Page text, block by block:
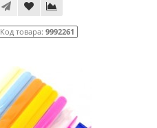
Код товара: 9992261